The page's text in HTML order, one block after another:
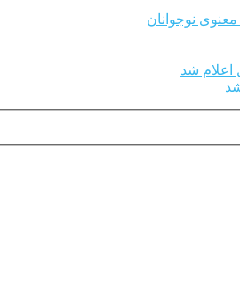
نوجوانان
اعلام شد